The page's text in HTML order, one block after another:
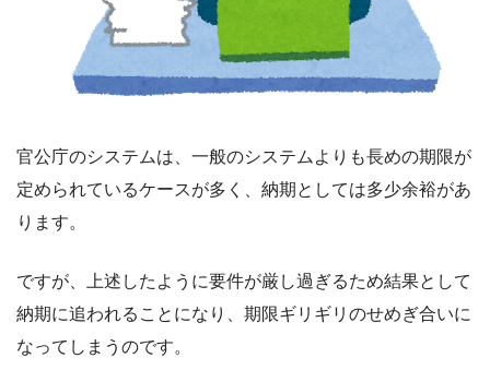
官公庁のシステムは、一般のシステムよりも長めの期限が
定められているケースが多く、納期としては多少余裕があ
ります。
ですが、上述したように要件が厳し過ぎるため結果として
納期に追われることになり、期限ギリギリのせめぎ合いに
なってしまうのです。